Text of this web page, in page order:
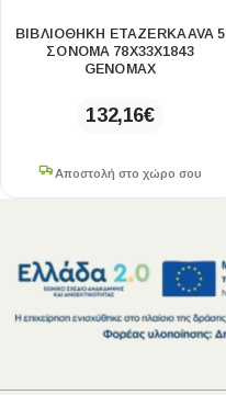
ΒΙΒΛΙΟΘΉΚΗ ETAZERKA AVA 5
ΣΌΝΟΜΑ 78X33X1843
GENOMAX
132,16€
Αποστολή στο χώρο σου